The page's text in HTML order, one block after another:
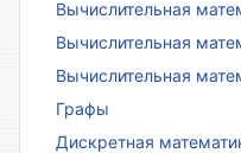
Вычислительная
Вычислительная
Вычислительная
Графы
Дискретная